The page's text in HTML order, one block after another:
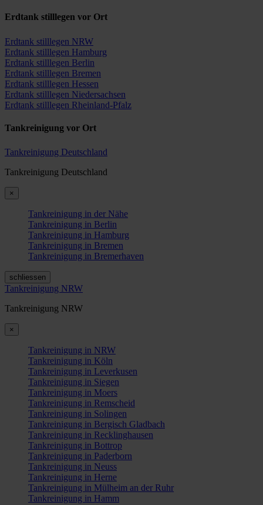
Erdtank stilllegen vor Ort
Erdtank stilllegen NRW
Erdtank stilllegen Hamburg
Erdtank stilllegen Berlin
Erdtank stilllegen Bremen
Erdtank stilllegen Hessen
Erdtank stilllegen Niedersachsen
Erdtank stilllegen Rheinland-Pfalz
Tankreinigung vor Ort
Tankreinigung Deutschland
Tankreinigung Deutschland
×
Tankreinigung in der Nähe
Tankreinigung in Berlin
Tankreinigung in Hamburg
Tankreinigung in Bremen
Tankreinigung in Bremerhaven
schliessen
Tankreinigung NRW
Tankreinigung NRW
×
Tankreinigung in NRW
Tankreinigung in Köln
Tankreinigung in Leverkusen
Tankreinigung in Siegen
Tankreinigung in Moers
Tankreinigung in Remscheid
Tankreinigung in Solingen
Tankreinigung in Bergisch Gladbach
Tankreinigung in Recklinghausen
Tankreinigung in Bottrop
Tankreinigung in Paderborn
Tankreinigung in Neuss
Tankreinigung in Herne
Tankreinigung in Mülheim an der Ruhr
Tankreinigung in Hamm